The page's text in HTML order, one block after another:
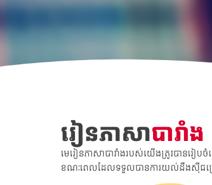
រៀនភាសាបារាំង
មេរៀនភាសាបារាំងរបស់យើងត្រូវបានរៀប
ខណៈពេលដែលទទួលបានការយល់ដឹងស៊ីជម្